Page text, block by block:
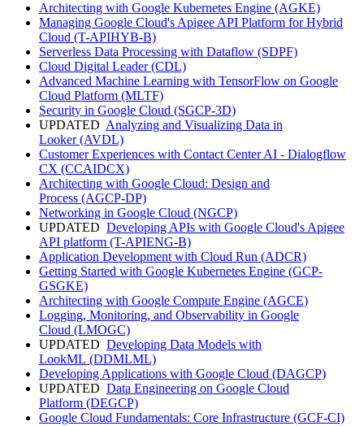
Architecting with Google Kubernetes Engine (AGKE)
Managing Google Cloud's Apigee API Platform for Hybrid
Cloud (T-APIHYB-B)
Serverless Data Processing with Dataflow (SDPF)
Cloud Digital Leader(CDL)
Advanced Machine Learning with TensorFlow on Google
Cloud Platform (MLTF)
Security in Google Cloud (SGCP-3D)
UPDATED Analyzing and Visualizing Data in
Looker(AVDL)
Customer Experiences with Contact Center AI - Dialogflow
CX (CCAIDCX)
Architecting with Google Cloud: Design and
Process (AGCP-DP)
Networking in Google Cloud (NGCP)
UPDATED Developing APIs with Google Cloud's Apigee
API platform (T-APIENG-B)
Application Development with Cloud Run (ADCR)
Getting Started with Google Kubernetes Engine (GCP-
GSGKE)
Architecting with Google Compute Engine (AGCE)
Logging, Monitoring, and Observability in Google
Cloud (LMOGC)
UPDATED Developing Data Models with
LookML (DDMLML)
Developing Applications with Google Cloud (DAGCP)
UPDATED Data Engineering on Google Cloud
Platform (DEGCP)
Google Cloud Fundamentals: Core Infrastructure (GCF-CI)